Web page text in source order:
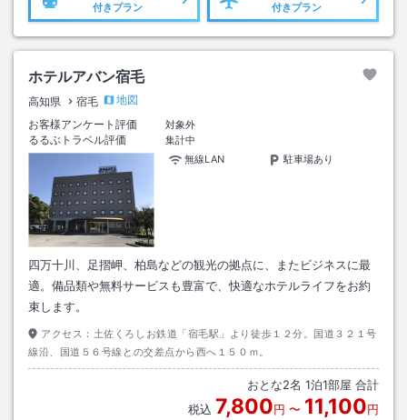
付きプラン 付きプラン
ホテルアバン宿毛
高知県 宿毛
地図
お客様アンケート評価
対象外
るるぶトラベル評価
集計中
無線LAN
駐車場あり
四万十川、足摺岬、柏島などの観光の拠点に、またビジネスに最
適。備品類や無料サービスも豊富で、快適なホテルライフをお約
束します。
アクセス： 土佐くろしお鉄道「宿毛駅」より徒歩１２分。国道３２１号
線沿、国道５６号線との交差点から西へ１５０ｍ。
おとな2名 1泊1部屋 合計
税込 7,800円 〜 11,100円